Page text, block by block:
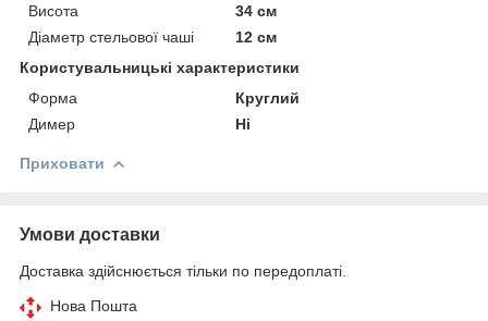
Висота
34 см
Діаметр стельової чаші
12 см
Користувальницькі характеристики
Форма
Круглий
Димер
Ні
Приховати
Умови доставки
Доставка здійснюється тільки по передоплаті.
Нова Пошта